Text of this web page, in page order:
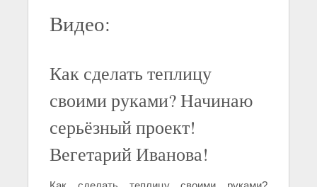
Видео:
Как сделать теплицу
своими руками? Начинаю
серьёзный проект!
Вегетарий Иванова!